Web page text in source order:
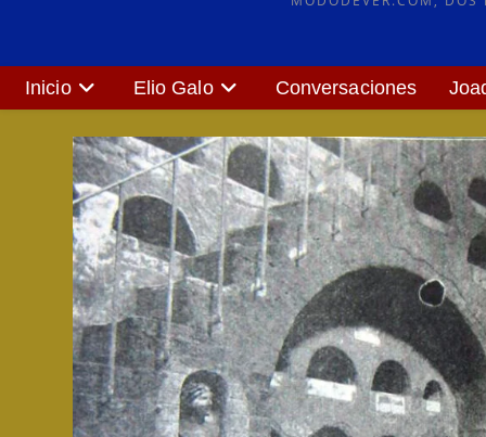
Inicio Elio Galo Conversaciones